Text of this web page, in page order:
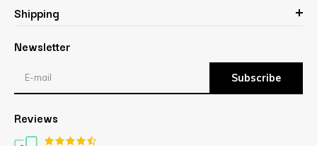
Shipping
Newsletter
Subscribe
Reviews